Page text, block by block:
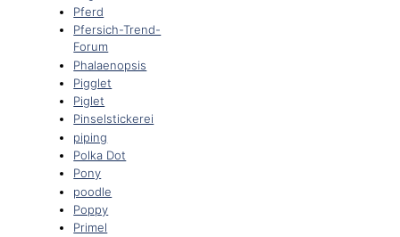
Pferd
Pfersich-Trend-
Forum
Phalaenopsis
Pigglet
Piglet
Pinselstickerei
piping
Polka Dot
Pony
poodle
Poppy
Primel